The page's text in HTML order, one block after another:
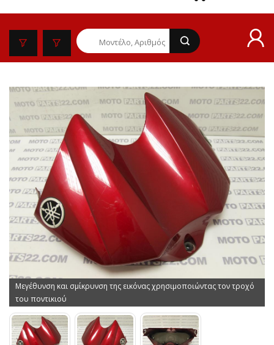
Μεγέθυνση και σμίκρυνση της εικόνας χρησιμοποιώντας τον τροχό
του ποντικιού